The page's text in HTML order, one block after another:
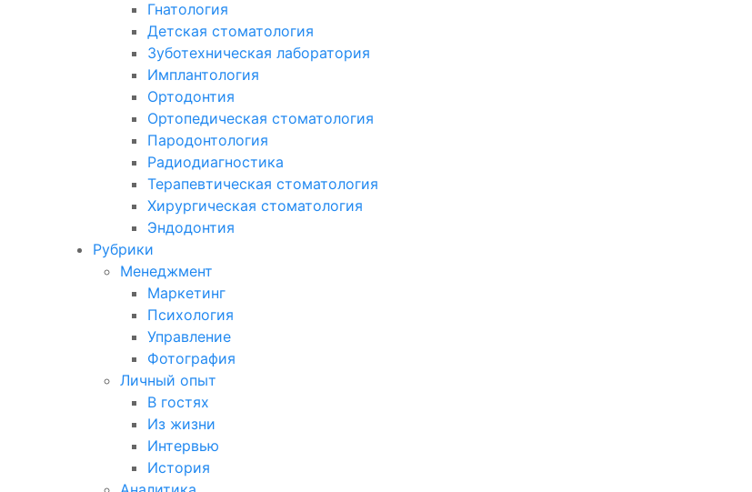
Гнатология
Детская стоматология
Зуботехническая лаборатория
Имплантология
Ортодонтия
Ортопедическая стоматология
Пародонтология
Радиодиагностика
Терапевтическая стоматология
Хирургическая стоматология
Эндодонтия
Рубрики
Менеджмент
Маркетинг
Психология
Управление
Фотография
Личный опыт
В гостях
Из жизни
Интервью
История